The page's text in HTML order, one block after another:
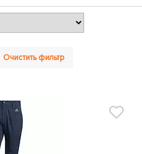
Очистить фильтр